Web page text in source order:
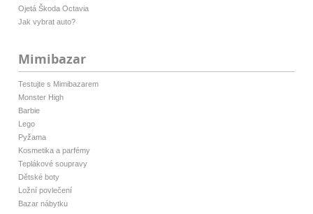
Ojetá Škoda Octavia
Jak vybrat auto?
Mimibazar
Testujte s Mimibazarem
Monster High
Barbie
Lego
Pyžama
Kosmetika a parfémy
Teplákové soupravy
Dětské boty
Ložní povlečení
Bazar nábytku